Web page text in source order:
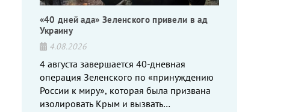
«40 дней ада» Зеленского привели в ад
Украину
4.08.2026
4 августа завершается 40-дневная
операция Зеленского по «принуждению
России к миру», которая была призвана
изолировать Крым и вызвать